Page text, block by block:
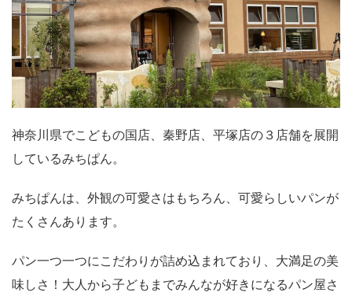
神奈川県でこどもの国店、秦野店、平塚店の３店舗を展開
しているみちぱん。
みちぱんは、外観の可愛さはもちろん、可愛らしいパンが
たくさんあります。
パン一つ一つにこだわりが詰め込まれており、大満足の美
味しさ！大人から子どもまでみんなが好きになるパン屋さ